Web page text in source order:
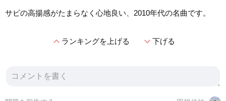
サビの高揚感がたまらなく心地良い、2010年代の名曲です。
expand_lessランキングを上げる expand_more下げる